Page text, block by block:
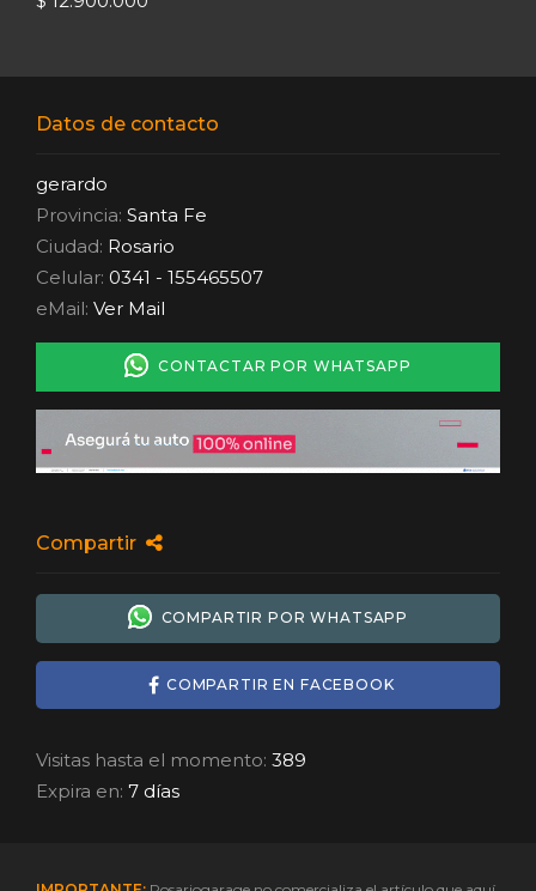
Datos de contacto
gerardo
Provincia: Santa Fe
Ciudad: Rosario
Celular: 0341 - 155465507
eMail: Ver Mail
CONTACTAR POR WHATSAPP
Compartir
COMPARTIR POR WHATSAPP
COMPARTIR EN FACEBOOK
Visitas hasta el momento: 389
Expira en: 7 días